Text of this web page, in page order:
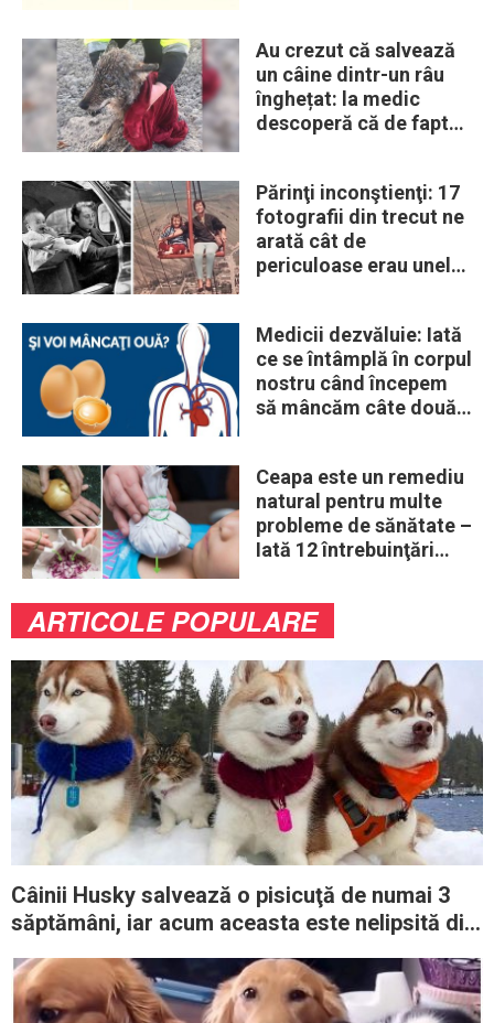
Au crezut că salvează
un câine dintr-un râu
înghețat: la medic
descoperă că de fapt
Părinţi inconştienţi: 17
fotografii din trecut ne
arată cât de
periculoase erau unele
Medicii dezvăluie: Iată
ce se întâmplă în corpul
nostru când începem
să mâncăm câte două
Ceapa este un remediu
natural pentru multe
probleme de sănătate –
Iată 12 întrebuinţări
ARTICOLE POPULARE
Câinii Husky salvează o pisicuţă de numai 3
săptămâni, iar acum aceasta este nelipsită din